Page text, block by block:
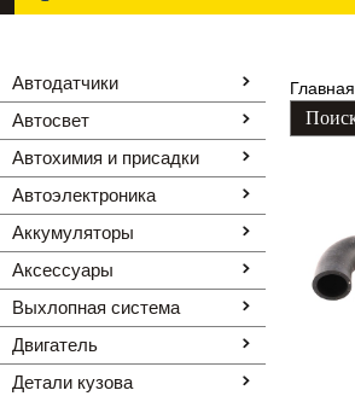
Автодатчики
Автосвет
Автохимия и присадки
Автоэлектроника
Аккумуляторы
Аксессуары
Выхлопная система
Двигатель
Детали кузова
Главная